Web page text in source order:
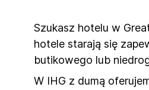
Szukasz hotelu w
hotele starają się
butikowego lub
W IHG z dumą